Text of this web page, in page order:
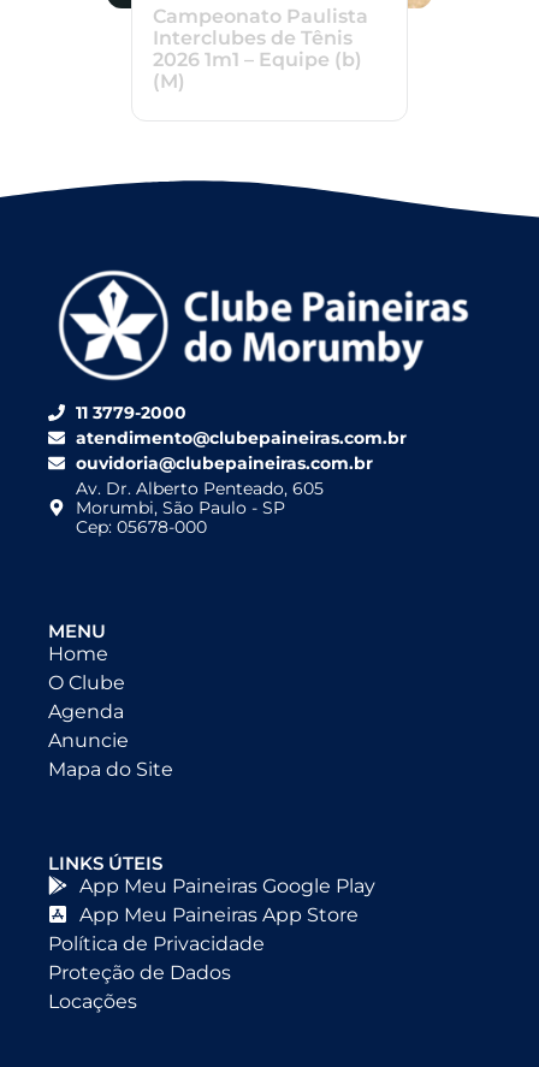
Campeonato Paulista
Interclubes de Tênis
2026 1m1 – Equipe (b)
(M)
11 3779-2000
atendimento@clubepaineiras.com.br
ouvidoria@clubepaineiras.com.br
Av. Dr. Alberto Penteado, 605
Morumbi, São Paulo - SP
Cep: 05678-000
MENU
Home
O Clube
Agenda
Anuncie
Mapa do Site
LINKS ÚTEIS
App Meu Paineiras Google Play
App Meu Paineiras App Store
Política de Privacidade
Proteção de Dados
Locações